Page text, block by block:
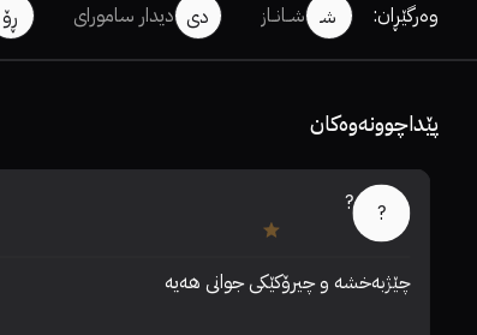
وەرگێڕان: شـ شــانــاز دی دیدار سامورای ڕۆ
پێداچوونەوەکان
?
?
چێژبەخشە و چیرۆکێکی جوانی هەیە